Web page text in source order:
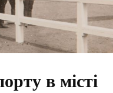
в місті